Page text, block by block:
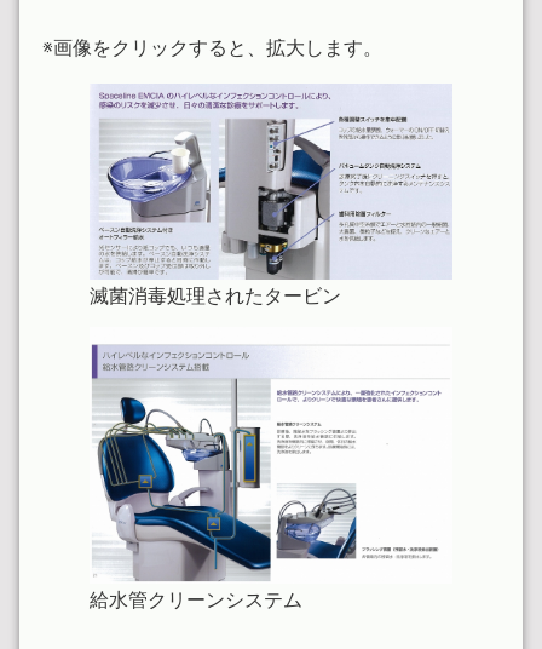
※画像をクリックすると、拡大します。
滅菌消毒処理されたタービン
給水管クリーンシステム